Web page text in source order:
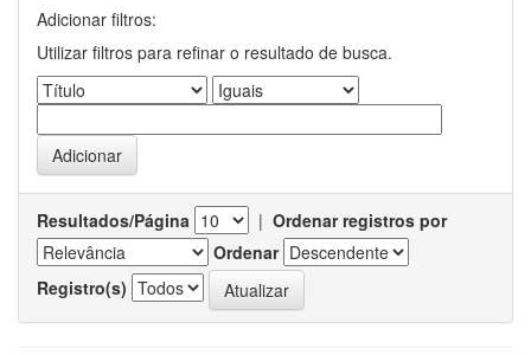
Adicionar filtros:
Utilizar filtros para refinar o resultado de busca.
Resultados/Página | Ordenar registros por
Ordenar
Registro(s)